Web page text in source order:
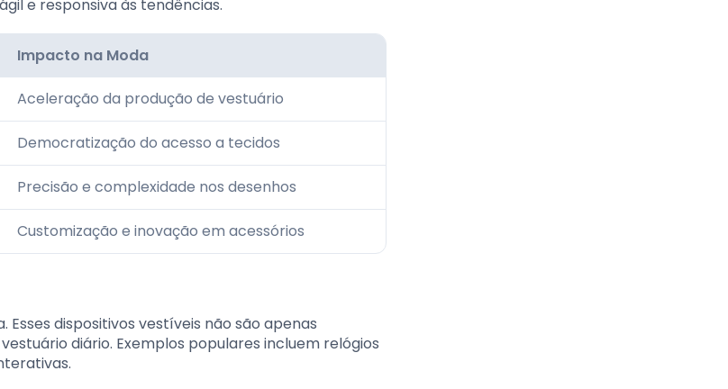
e responsiva às tendências.
Impacto na Moda
Aceleração da produção de vestuário
Democratização do acesso a tecidos
Precisão e complexidade nos desenhos
Customização e inovação em acessórios
dispositivos vestíveis não são apenas
diário. Exemplos populares incluem relógios